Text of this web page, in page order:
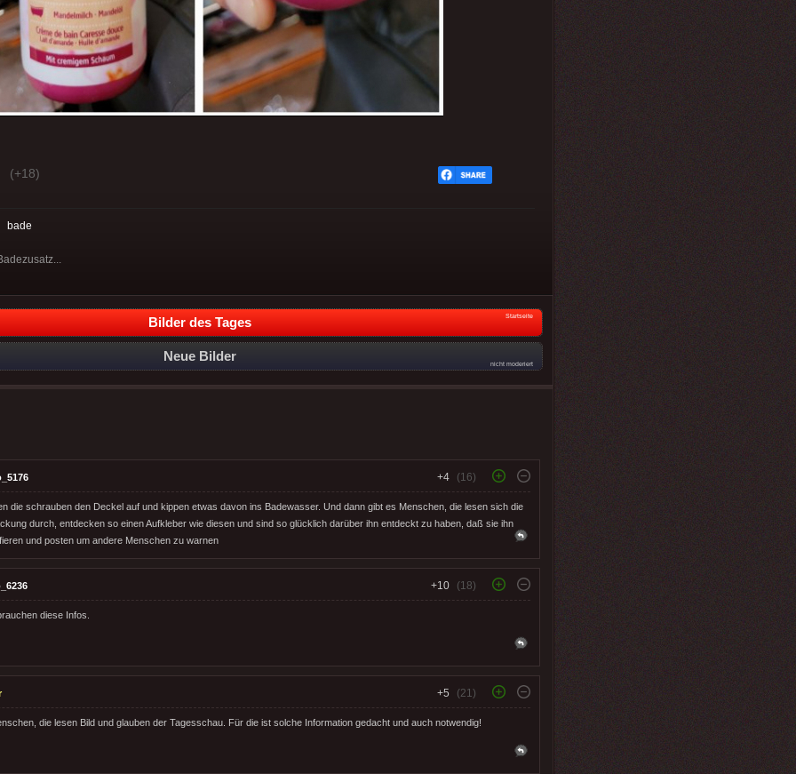
(+18)
bade
Bilder des Tages Startseite
Neue Bilder
nicht moderiert
+4 (16)
die schrauben den Deckel auf und kippen etwas davon ins Badewasser. Und dann gibt es Menschen, die lesen sich die
durch, entdecken so einen Aufkleber wie diesen und sind so glücklich darüber ihn entdeckt zu haben, daß sie ihn
und posten um andere Menschen zu warnen
+10 (18)
diese Infos.
+5 (21)
die lesen Bild und glauben der Tagesschau. Für die ist solche Information gedacht und auch notwendig!